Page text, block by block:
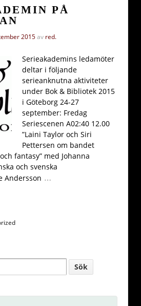
PÅ
2015av red.
Serieakademins ledamöter
deltar i följande
serieanknutna aktiviteter
under Bok & Bibliotek 2015
i Göteborg 24-27
september: Fredag
Seriescenen A02:40 12.00
”Laini Taylor och Siri
Pettersen om bandet
fantasy” med Johanna
och svenska
Andersson …